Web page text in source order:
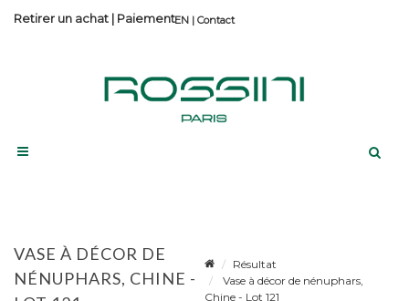
Contact
Retirer un achat | Paiement
VASE À DÉCOR DE
NÉNUPHARS, CHINE -
Résultat
Vase à décor de nénuphars,
Chine - Lot 121